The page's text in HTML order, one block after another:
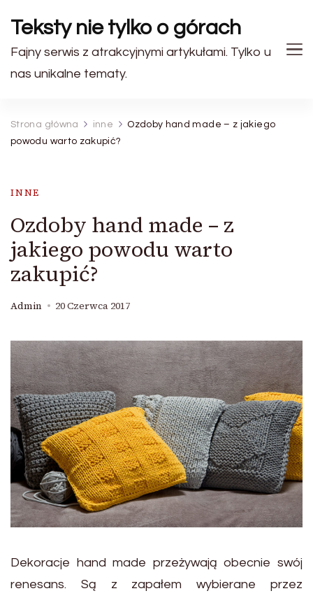
Teksty nie tylko o górach
Fajny serwis z atrakcyjnymi artykułami. Tylko u
nas unikalne tematy.
Strona główna inne
Ozdoby hand made – z jakiego
powodu warto zakupić?
INNE
Ozdoby hand made – z
jakiego powodu warto
zakupić?
Admin 20 Czerwca 2017
Dekoracje hand made przeżywają obecnie swój
renesans. Są z zapałem wybierane przez